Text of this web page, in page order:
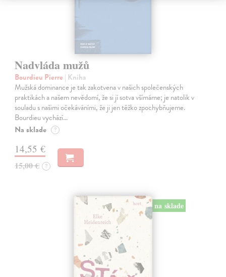
Nadvláda mužů
Bourdieu Pierre | Kniha
Mužská dominance je tak zakotvena v našich společenských
praktikách a našem nevědomí, že si jí sotva všímáme; je natolik v
souladu s našimi očekáváními, že ji jen těžko zpochybňujeme.
Bourdieu vychází…
Na sklade ?
14,55 €
15,00 € ?
na sklade